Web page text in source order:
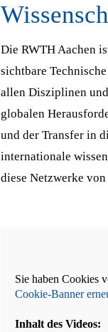
Die RWTH Aachen
sichtbare
allen Disziplinen
globalen
und der Transfer in
internationale
diese Netzwerke
Sie haben Cookies
Cookie-Banner
Inhalt des Videos: